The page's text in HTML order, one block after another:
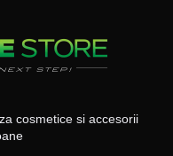
cosmetice si accesorii